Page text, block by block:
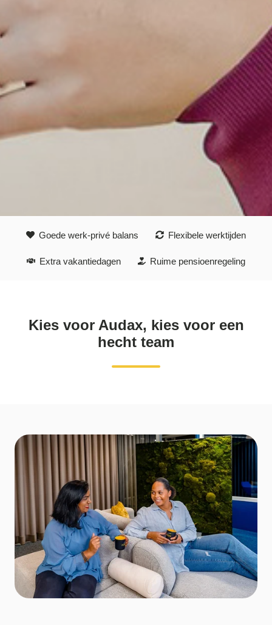
Goede werk-privé balans Flexibele werktijden
Extra vakantiedagen Ruime pensioenregeling
Kies voor Audax, kies voor een
hecht team